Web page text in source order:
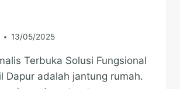
13/05/2025
Terbuka Solusi Fungsional
Dapur adalah jantung rumah.